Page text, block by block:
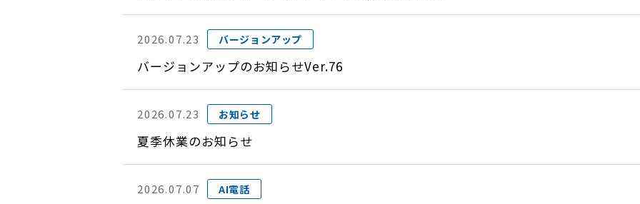
2026.07.23 バージョンアップ
バージョンアップのお知らせVer.76
2026.07.23 お知らせ
夏季休業のお知らせ
2026.07.07 AI電話